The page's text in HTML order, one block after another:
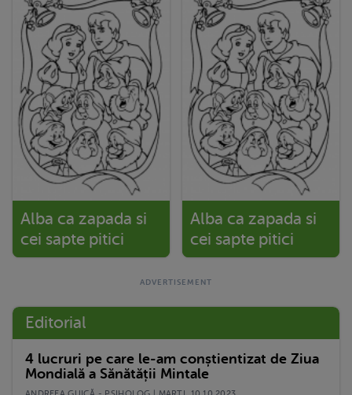
Alba ca zapada si
cei sapte pitici
Alba ca zapada si
cei sapte pitici
Editorial
4 lucruri pe care le-am conștientizat de Ziua
Mondială a Sănătății Mintale